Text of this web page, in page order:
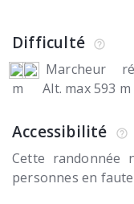
Difficulté
Marcheur
m
Alt. max 593 m
Accessibilité
Cette randonnée
personnes en